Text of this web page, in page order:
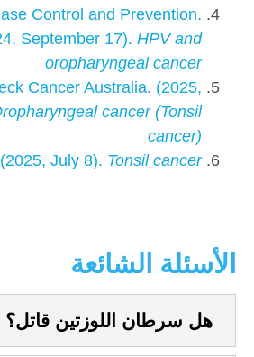
Control and Prevention.
September 17). HPV and
oropharyngeal cancer
Cancer Australia. (2025,
cancer (Tonsil
cancer)
July 8). Tonsil cancer
الأسئلة الشائعة
هل سرطان اللوزتين قاتل؟